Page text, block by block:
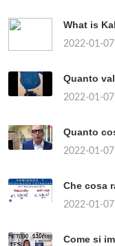
What is
2022-01-07
Quanto
2022-01-07
Quanto
2022-01-07
Che cosa
2022-01-07
Come si